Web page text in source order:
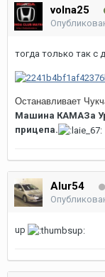
volna25
тогда только так с
Останавливает
Машина КАМАЗа
прицепа.
Alur54
up